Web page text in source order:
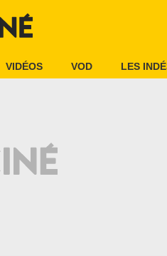
VIDÉOS VOD LES